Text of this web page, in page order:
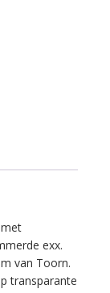
exx.
van Toorn.
transparante